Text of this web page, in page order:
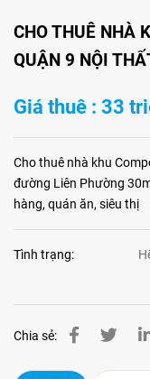
CHO THUÊ NHÀ
QUẬN 9 NỘI
Giá thuê : 33
Cho thuê nhà khu
đường Liên Phường
hàng, quán ăn, siêu thị
Tình trạng:
Chia sẻ: